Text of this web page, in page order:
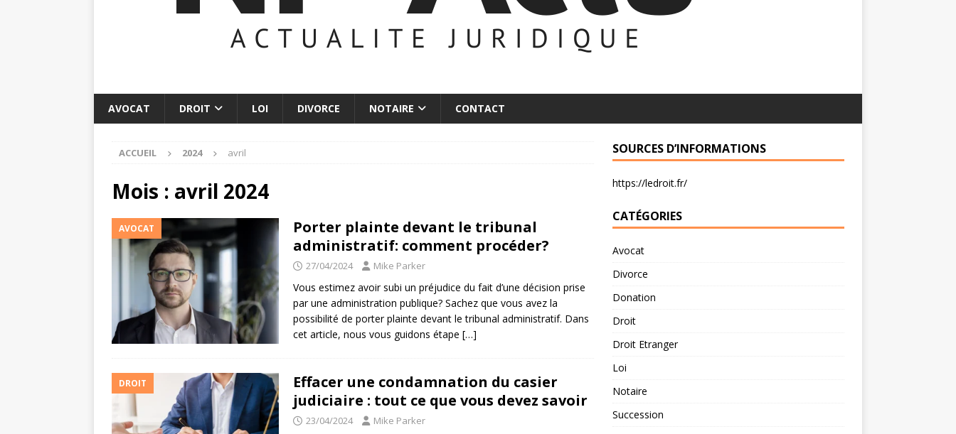
AVOCAT DROIT LOI DIVORCE NOTAIRE CONTACT
ACCUEIL 2024 avril
Mois : avril 2024
AVOCAT
Porter plainte devant le tribunal
administratif: comment procéder?
27/04/2024 Mike Parker
Vous estimez avoir subi un préjudice du fait d’une décision prise
par une administration publique? Sachez que vous avez la
possibilité de porter plainte devant le tribunal administratif. Dans
cet article, nous vous guidons étape […]
DROIT
Effacer une condamnation du casier
judiciaire : tout ce que vous devez savoir
23/04/2024 Mike Parker
SOURCES D’INFORMATIONS
https://ledroit.fr/
CATÉGORIES
Avocat
Divorce
Donation
Droit
Droit Etranger
Loi
Notaire
Succession